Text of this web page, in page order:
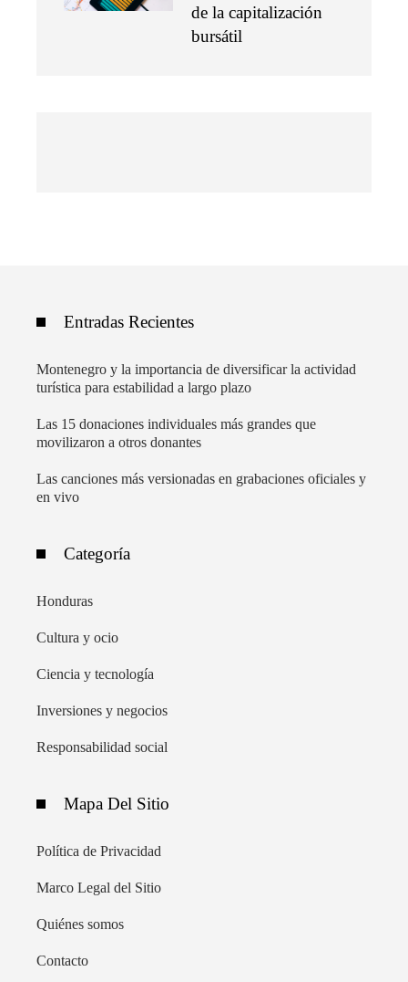
de la capitalización
bursátil
Entradas Recientes
Montenegro y la importancia de diversificar la actividad
turística para estabilidad a largo plazo
Las 15 donaciones individuales más grandes que
movilizaron a otros donantes
Las canciones más versionadas en grabaciones oficiales y
en vivo
Categoría
Honduras
Cultura y ocio
Ciencia y tecnología
Inversiones y negocios
Responsabilidad social
Mapa Del Sitio
Política de Privacidad
Marco Legal del Sitio
Quiénes somos
Contacto